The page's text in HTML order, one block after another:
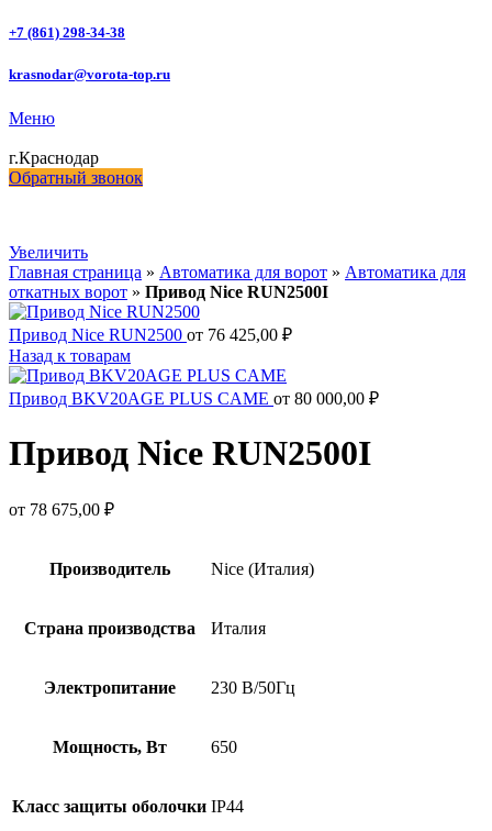
+7 (861) 298-34-38
krasnodar@vorota-top.ru
Меню
г.Краснодар
Обратный звонок
Увеличить
Главная страница » Автоматика для ворот » Автоматика для
откатных ворот » Привод Nice RUN2500I
Привод Nice RUN2500 от 76 425,00 ₽
Назад к товарам
Привод BKV20AGE PLUS CAME от 80 000,00 ₽
Привод Nice RUN2500I
от 78 675,00 ₽
Производитель Nice (Италия)
Страна производства Италия
Электропитание 230 В/50Гц
Мощность, Вт 650
Класс защиты оболочки IP44